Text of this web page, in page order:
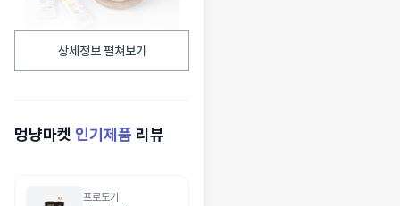
상세정보 펼쳐보기
멍냥마켓 인기제품 리뷰
프로도기